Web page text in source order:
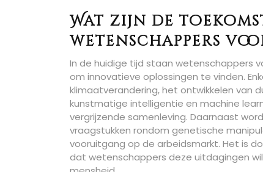
Wat zijn de
wetenschappers
In de huidige tijd staan wetenschappers
om innovatieve oplossingen te vinden.
klimaatverandering, het ontwikkelen van
kunstmatige intelligentie en machine
vergrijzende samenleving. Daarnaast
vraagstukken rondom genetische
vooruitgang op de arbeidsmarkt. Het is
dat wetenschappers deze uitdagingen